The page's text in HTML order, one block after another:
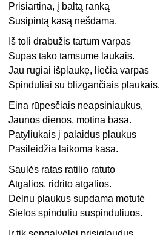
Prisiartina, į baltą ranką
Susipintą kasą nešdama.
Iš toli drabužis tartum varpas
Supas tako tamsume laukais.
Jau rugiai išplaukę, liečia varpas
Spinduliai su blizgančiais plaukais.
Eina rūpesčiais neapsiniaukus,
Jaunos dienos, motina basa.
Patyliukais į palaidus plaukus
Pasileidžia laikoma kasa.
Saulės ratas ratilio ratuto
Atgalios, ridrito atgalios.
Delnu plaukus supdama motutė
Sielos spinduliu suspinduliuos.